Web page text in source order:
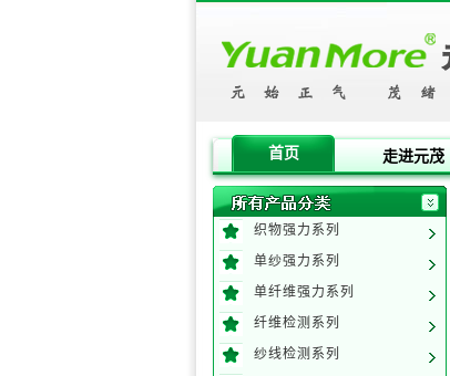
首页 走进元茂
织物强力系列
单纱强力系列
单纤维强力系列
纤维检测系列
纱线检测系列